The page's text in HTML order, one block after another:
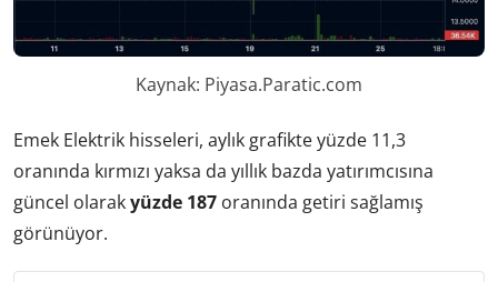
Kaynak: Piyasa.Paratic.com
Emek Elektrik hisseleri, aylık grafikte yüzde 11,3
oranında kırmızı yaksa da yıllık bazda yatırımcısına
güncel olarakyüzde 187 oranında getiri sağlamış
görünüyor.